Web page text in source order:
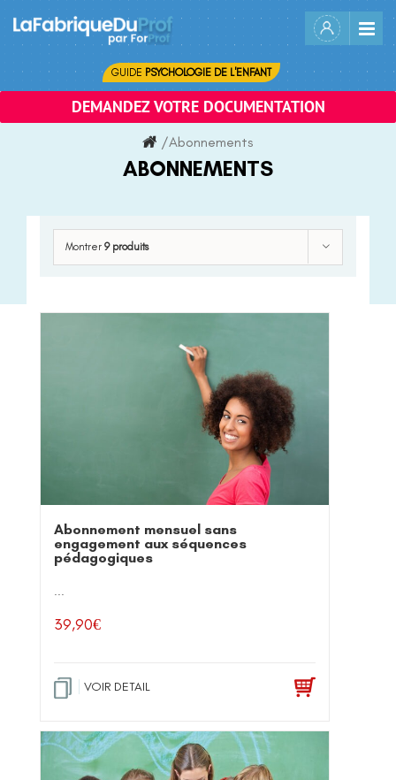
content
GUIDE PSYCHOLOGIE DE L'ENFANT
DEMANDEZ VOTRE DOCUMENTATION
/Abonnements
ABONNEMENTS
Montrer 9 produits
Abonnement mensuel sans
engagement aux séquences
pédagogiques
...
39,90€
VOIR DETAIL